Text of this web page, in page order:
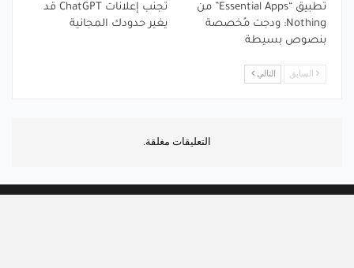
تطبيق “Essential Apps” من
Nothing: ودجت مُخصصة
بنصوص بسيطة
تجنب إعلانات ChatGPT قد
يغير حدودك المجانية
السابق التالي
التعليقات مغلقة.